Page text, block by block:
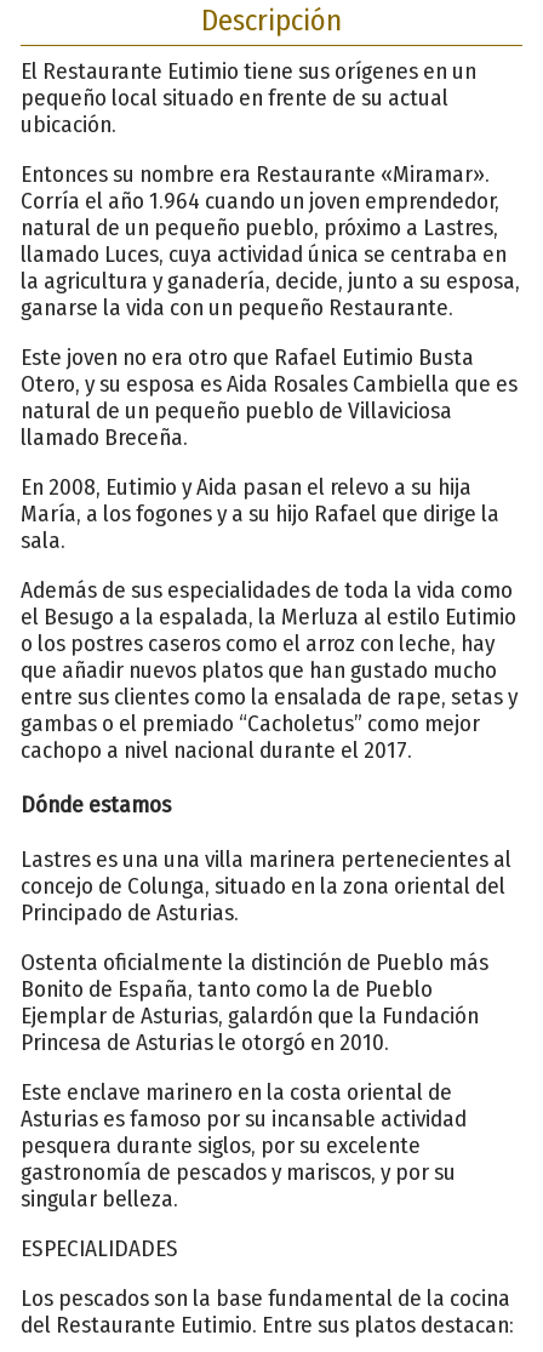
Descripción
El Restaurante Eutimio tiene sus orígenes en un
pequeño local situado en frente de su actual
ubicación.
Entonces su nombre era Restaurante «Miramar».
Corría el año 1.964 cuando un joven emprendedor,
natural de un pequeño pueblo, próximo a Lastres,
llamado Luces, cuya actividad única se centraba en
la agricultura y ganadería, decide, junto a su esposa,
ganarse la vida con un pequeño Restaurante.
Este joven no era otro que Rafael Eutimio Busta
Otero, y su esposa es Aida Rosales Cambiella que es
natural de un pequeño pueblo de Villaviciosa
llamado Breceña.
En 2008, Eutimio y Aida pasan el relevo a su hija
María, a los fogones y a su hijo Rafael que dirige la
sala.
Además de sus especialidades de toda la vida como
el Besugo a la espalada, la Merluza al estilo Eutimio
o los postres caseros como el arroz con leche, hay
que añadir nuevos platos que han gustado mucho
entre sus clientes como la ensalada de rape, setas y
gambas o el premiado “Cacholetus” como mejor
cachopo a nivel nacional durante el 2017.
Dónde estamos
Lastres es una una villa marinera pertenecientes al
concejo de Colunga, situado en la zona oriental del
Principado de Asturias.
Ostenta oficialmente la distinción de Pueblo más
Bonito de España, tanto como la de Pueblo
Ejemplar de Asturias, galardón que la Fundación
Princesa de Asturias le otorgó en 2010.
Este enclave marinero en la costa oriental de
Asturias es famoso por su incansable actividad
pesquera durante siglos, por su excelente
gastronomía de pescados y mariscos, y por su
singular belleza.
ESPECIALIDADES
Los pescados son la base fundamental de la cocina
del Restaurante Eutimio. Entre sus platos destacan: